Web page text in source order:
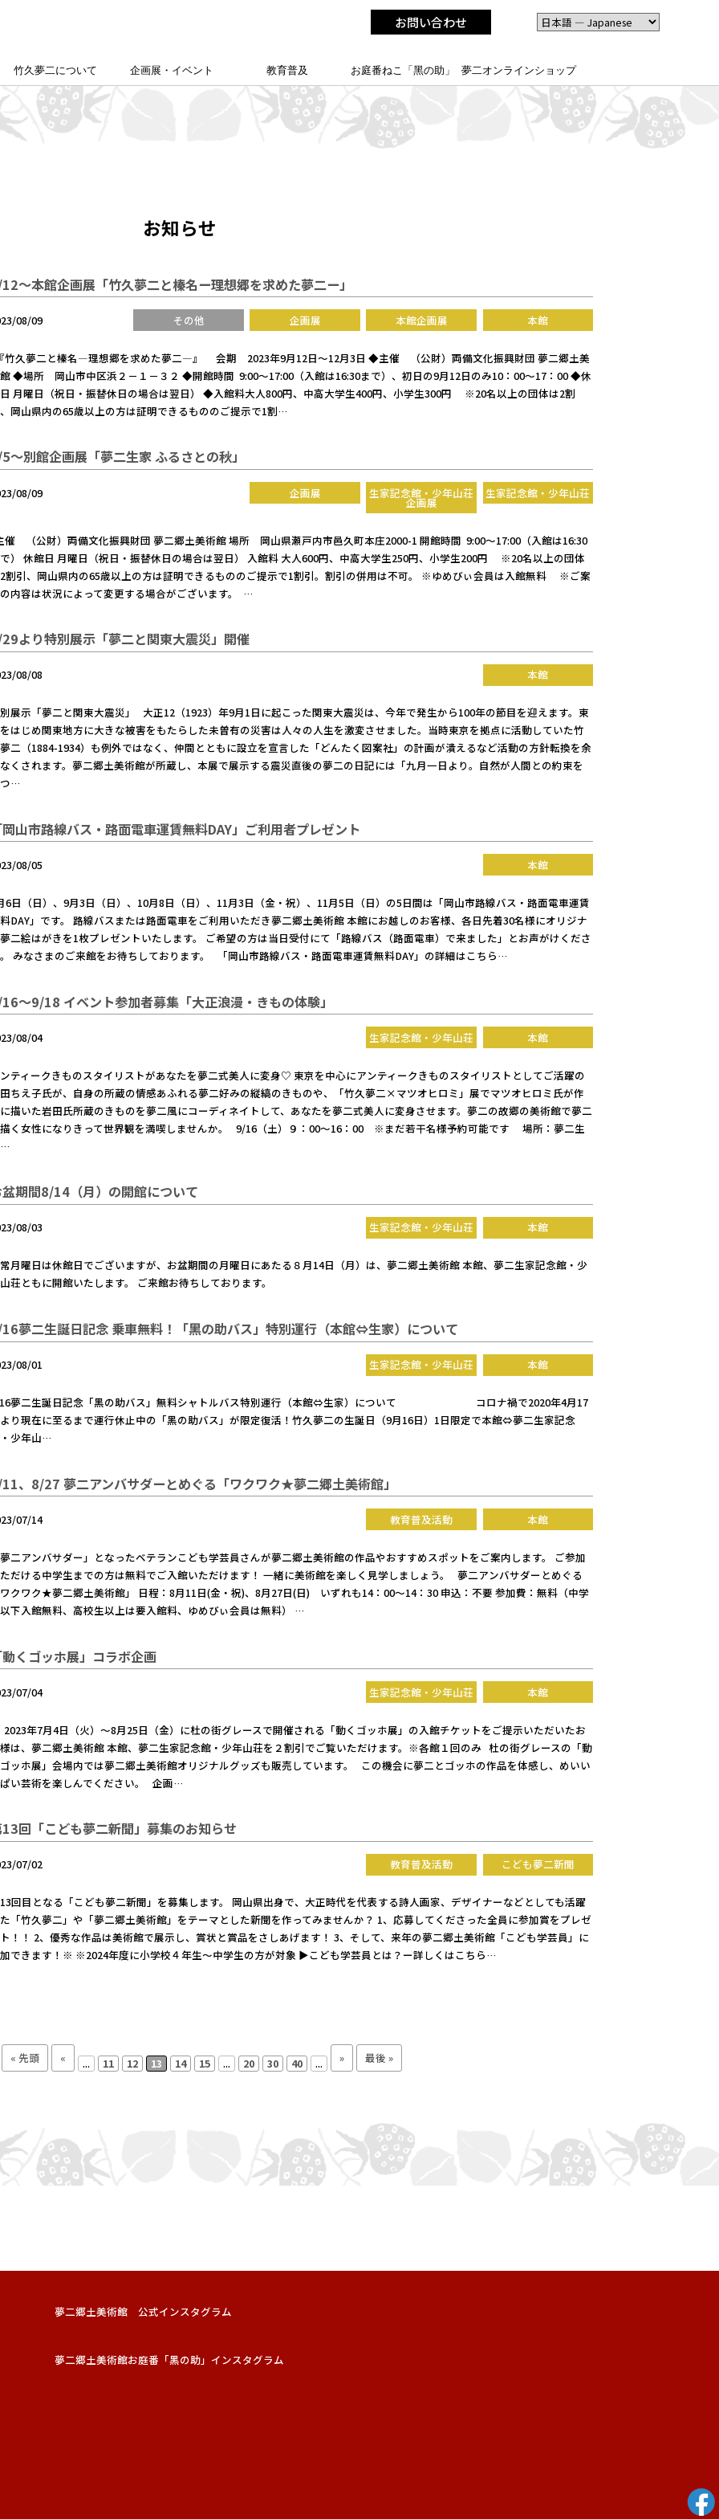
お問い合わせ
竹久夢二について
竹久夢二の足跡
竹久夢二学会について
企画展・イベント 教育普及
こども夢二新聞
こども学芸員
校外学習について
夢二郷土美術館
ゆめじきょうどびじゅつかん
の
「あいうえお」
お庭番ねこ「黑の助」 夢二オンラインショップ
お知らせ
～本館企画展「竹久夢二と榛名ー理想郷を求めた夢二ー」
08/09 本館
本館企画展
企画展
その他
竹久夢二と榛名―理想郷を求めた夢二―』 会期 2023年9月12日～12月3日 ◆主催 （公財）両備文化振興財団 夢二郷土美
◆場所 岡山市中区浜２－１－３２ ◆開館時間 9:00～17:00（入館は16:30まで）、初日の9月12日のみ10：00～17：00 ◆休
月曜日（祝日・振替休日の場合は翌日） ◆入館料大人800円、中高大学生400円、小学生300円 ※20名以上の団体は2割
岡山県内の65歳以上の方は証明できるもののご提示で1割…
～別館企画展「夢二生家 ふるさとの秋」
08/09 生家記念館・少年山荘
生家記念館・少年山荘
企画展
企画展
催 （公財）両備文化振興財団 夢二郷土美術館 場所 岡山県瀬戸内市邑久町本庄2000-1 開館時間 9:00～17:00（入館は16:30
） 休館日 月曜日（祝日・振替休日の場合は翌日） 入館料 大人600円、中高大学生250円、小学生200円 ※20名以上の団体
割引、岡山県内の65歳以上の方は証明できるもののご提示で1割引。割引の併用は不可。 ※ゆめびぃ会員は入館無料 ※ご案
内容は状況によって変更する場合がございます。 …
より特別展示「夢二と関東大震災」開催
08/08 本館
展示「夢二と関東大震災」 大正12（1923）年9月1日に起こった関東大震災は、今年で発生から100年の節目を迎えます。東
はじめ関東地方に大きな被害をもたらした未曽有の災害は人々の人生を激変させました。当時東京を拠点に活動していた竹
二（1884-1934）も例外ではなく、仲間とともに設立を宣言した「どんたく図案社」の計画が潰えるなど活動の方針転換を余
くされます。夢二郷土美術館が所蔵し、本展で展示する震災直後の夢二の日記には「九月一日より。自然が人間との約束を
…
岡山市路線バス・路面電車運賃無料DAY」ご利用者プレゼント
08/05 本館
6日（日）、9月3日（日）、10月8日（日）、11月3日（金・祝）、11月5日（日）の5日間は「岡山市路線バス・路面電車運賃
DAY」です。 路線バスまたは路面電車をご利用いただき夢二郷土美術館 本館にお越しのお客様、各日先着30名様にオリジナ
二絵はがきを1枚プレゼントいたします。 ご希望の方は当日受付にて「路線バス（路面電車）で来ました」とお声がけくださ
みなさまのご来館をお待ちしております。 「岡山市路線バス・路面電車運賃無料DAY」の詳細はこちら…
～9/18 イベント参加者募集「大正浪漫・きもの体験」
08/04 本館
生家記念館・少年山荘
ティークきものスタイリストがあなたを夢二式美人に変身♡ 東京を中心にアンティークきものスタイリストとしてご活躍の
ちえ子氏が、自身の所蔵の情感あふれる夢二好みの縦縞のきものや、「竹久夢二×マツオヒロミ」展でマツオヒロミ氏が作
描いた岩田氏所蔵のきものを夢二風にコーディネイトして、あなたを夢二式美人に変身させます。夢二の故郷の美術館で夢二
く女性になりきって世界観を満喫しませんか。 9/16（土）９：00～16：00 ※まだ若干名様予約可能です 場所：夢二生
期間8/14（月）の開館について
08/03 本館
生家記念館・少年山荘
月曜日は休館日でございますが、お盆期間の月曜日にあたる８月14日（月）は、夢二郷土美術館 本館、夢二生家記念館・少
荘ともに開館いたします。 ご来館お待ちしております。
夢二生誕日記念 乗車無料！「黑の助バス」特別運行（本館⇔生家）について
08/01 本館
生家記念館・少年山荘
夢二生誕日記念「黑の助バス」無料シャトルバス特別運行（本館⇔生家）について コロナ禍で2020年4月17
り現在に至るまで運行休止中の「黑の助バス」が限定復活！竹久夢二の生誕日（9月16日）1日限定で本館⇔夢二生家記念
少年山…
、8/27 夢二アンバサダーとめぐる「ワクワク★夢二郷土美術館」
07/14 本館
教育普及活動
夢二アンバサダー」となったベテランこども学芸員さんが夢二郷土美術館の作品やおすすめスポットをご案内します。 ご参加
だける中学生までの方は無料でご入館いただけます！ 一緒に美術館を楽しく見学しましょう。 夢二アンバサダーとめぐる
ワクワク★夢二郷土美術館」 日程：8月11日(金・祝)、8月27日(日) いずれも14：00～14：30 申込：不要 参加費：無料（中学
下入館無料、高校生以上は要入館料、ゆめびぃ会員は無料） …
動くゴッホ展」コラボ企画
07/04 本館
生家記念館・少年山荘
年7月4日（火）～8月25日（金）に杜の街グレースで開催される「動くゴッホ展」の入館チケットをご提示いただいたお
は、夢二郷土美術館 本館、夢二生家記念館・少年山荘を２割引でご覧いただけます。※各館１回のみ 杜の街グレースの「動
ッホ展」会場内では夢二郷土美術館オリジナルグッズも販売しています。 この機会に夢二とゴッホの作品を体感し、めいい
い芸術を楽しんでください。 企画…
回「こども夢二新聞」募集のお知らせ
07/02 こども夢二新聞
教育普及活動
回目となる「こども夢二新聞」を募集します。 岡山県出身で、大正時代を代表する詩人画家、デザイナーなどとしても活躍
「竹久夢二」や「夢二郷土美術館」をテーマとした新聞を作ってみませんか？ 1、応募してくださった全員に参加賞をプレゼ
！！ 2、優秀な作品は美術館で展示し、賞状と賞品をさしあげます！ 3、そして、来年の夢二郷土美術館「こども学芸員」に
できます！※ ※2024年度に小学校４年生～中学生の方が対象 ▶こども学芸員とは？ー詳しくはこちら…
« 先頭 « ... 11 12 13 14 15 ... 20 30 40 ... » 最後 »
夢二郷土美術館 公式インスタグラム
夢二郷土美術館お庭番「黑の助」インスタグラム